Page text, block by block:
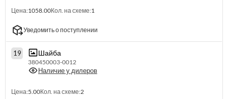
Цена:1058.00Кол. на схеме:1
Уведомить о поступлении
19 Шайба
380450003-0012
Наличие у дилеров
Цена:5.00Кол. на схеме:2